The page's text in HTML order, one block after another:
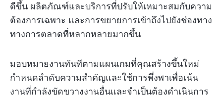
ดีขึ้น ผลิตภัณฑ์และบริการที่ปรับให้เหมาะสมกับความ
ต้องการเฉพาะ และการขยายการเข้าถึงไปยังช่องทาง
ทางการตลาดที่หลากหลายมากขึ้น
มอบหมายงานทันทีตามแผนเกมที่คุณสร้างขึ้นใหม่
กำหนดลำดับความสำคัญและใช้การพึ่งพาเพื่อเน้น
งานที่กำลังขัดขวางงานอื่นและจำเป็นต้องดำเนินการ